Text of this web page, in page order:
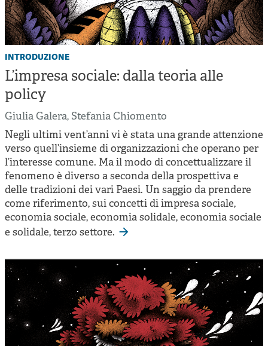
introduzione
L’impresa sociale: dalla teoria alle
policy
Giulia Galera, Stefania Chiomento
Negli ultimi vent’anni vi è stata una grande attenzione
verso quell’insieme di organizzazioni che operano per
l’interesse comune. Ma il modo di concettualizzare il
fenomeno è diverso a seconda della prospettiva e
delle tradizioni dei vari Paesi. Un saggio da prendere
come riferimento, sui concetti di impresa sociale,
economia sociale, economia solidale, economia sociale
e solidale, terzo settore.